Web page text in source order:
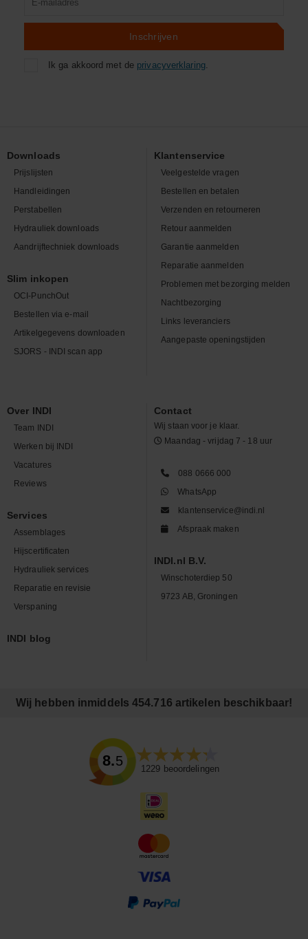
Inschrijven
Ik ga akkoord met de privacyverklaring.
Downloads
Prijslijsten
Handleidingen
Perstabellen
Hydrauliek downloads
Aandrijftechniek downloads
Slim inkopen
OCI-PunchOut
Bestellen via e-mail
Artikelgegevens downloaden
SJORS - INDI scan app
Klantenservice
Veelgestelde vragen
Bestellen en betalen
Verzenden en retourneren
Retour aanmelden
Garantie aanmelden
Reparatie aanmelden
Problemen met bezorging melden
Nachtbezorging
Links leveranciers
Aangepaste openingstijden
Over INDI
Team INDI
Werken bij INDI
Vacatures
Reviews
Services
Assemblages
Hijscertificaten
Hydrauliek services
Reparatie en revisie
Verspaning
INDI blog
Contact
Wij staan voor je klaar.
Maandag - vrijdag 7 - 18 uur
088 0666 000
WhatsApp
klantenservice@indi.nl
Afspraak maken
INDI.nl B.V.
Winschoterdiep 50
9723 AB, Groningen
Wij hebben inmiddels 454.716 artikelen beschikbaar!
8.5
1229 beoordelingen